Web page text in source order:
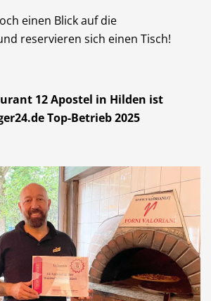
einen Blick auf die
reservieren sich einen Tisch!
12 Apostel in Hilden ist
Top-Betrieb 2025